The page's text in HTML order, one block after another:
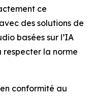
ce
des solutions de
basées sur l’IA
respecter la norme
conformité au